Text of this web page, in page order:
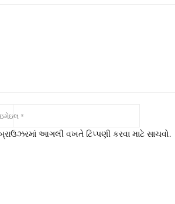
આગલી વખતે ટિપ્પણી કરવા માટે સાચવો.